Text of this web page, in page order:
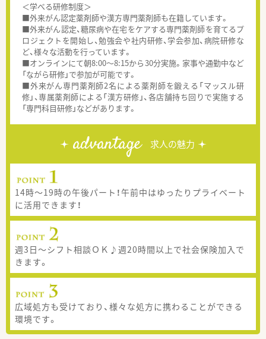
＜学べる研修制度＞
■外来がん認定薬剤師や漢方専門薬剤師も在籍しています。
■外来がん認定、糖尿病や在宅をケアする専門薬剤師を育てるプ
ロジェクトを開始し、勉強会や社内研修、学会参加、病院研修な
ど、様々な活動を行っています。
■オンラインにて朝8:00～8:15から30分実施。家事や通勤中など
「ながら研修」で参加が可能です。
■外来がん専門薬剤師2名による薬剤師を鍛える「マッスル研
修」、専属薬剤師による「漢方研修」、各店舗持ち回りで実施する
「専門科目研修」などがあります。
advantage 求人の魅力
14時～19時の午後パート！午前中はゆったりプライベート
に活用できます！
週3日～シフト相談ＯＫ♪週20時間以上で社会保険加入で
きます。
広域処方も受けており、様々な処方に携わることができる
環境です。